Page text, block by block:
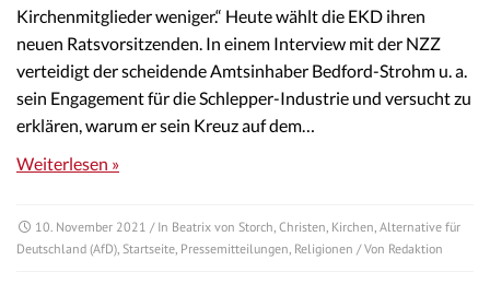
Kirchenmitglieder weniger.“ Heute wählt die EKD ihren
neuen Ratsvorsitzenden. In einem Interview mit der NZZ
verteidigt der scheidende Amtsinhaber Bedford-Strohm u. a.
sein Engagement für die Schlepper-Industrie und versucht zu
erklären, warum er sein Kreuz auf dem…
Weiterlesen »
10. November 2021 / In Beatrix von Storch Christen Kirchen Alternative für
Deutschland (AfD) Startseite Pressemitteilungen Religionen / Von Redaktion